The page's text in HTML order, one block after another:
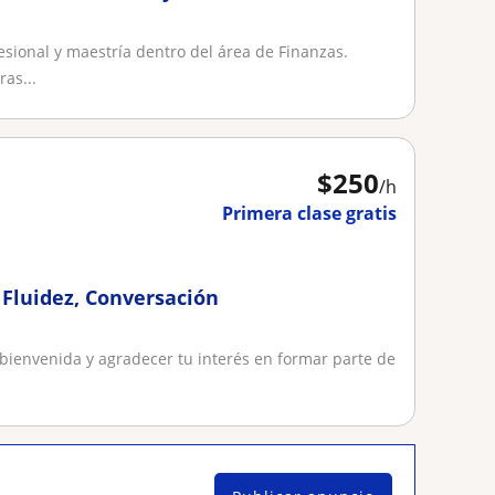
y maestría dentro del área de Finanzas.
$250/h
Primera clase gratis
Conversación
y agradecer tu interés en formar parte de